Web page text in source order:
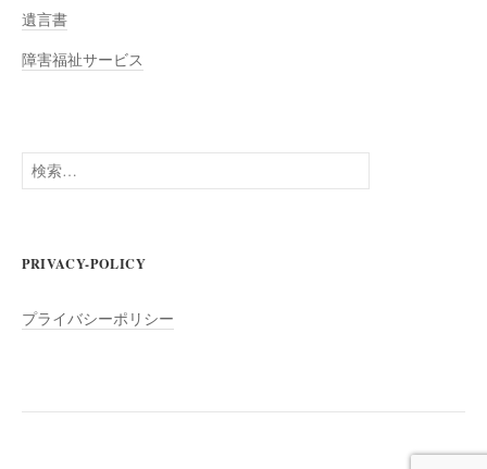
遺言書
障害福祉サービス
検
索:
PRIVACY-POLICY
プライバシーポリシー